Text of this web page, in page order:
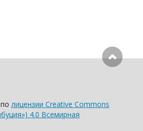
лицензии Creative Commons
4.0 Всемирная